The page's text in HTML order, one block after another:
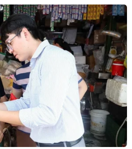
tăng trong khi giá dầu